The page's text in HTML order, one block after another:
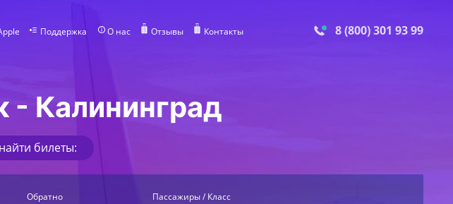
Поддержка О нас Отзывы Контакты 8 (800) 301 93 99
- Калининград
билеты:
Обратно Пассажиры / Класс